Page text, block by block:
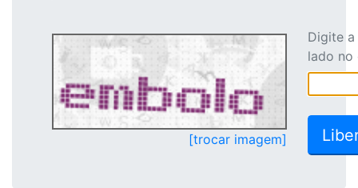
[trocar imagem]
Digite
lado no